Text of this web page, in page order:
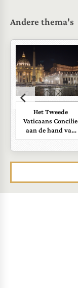
Andere thema's
Het Tweede
Vaticaans Concilie
aan de hand van
zijn documenten